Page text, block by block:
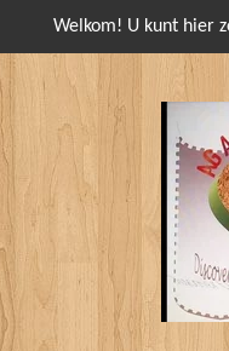
Welkom! U kunt hier